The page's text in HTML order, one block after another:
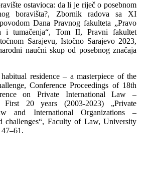
ostavioca: da li je riječ o posebnom
boravišta?, Zbornik radova sa XI
Dana Pravnog fakulteta „Pravo
i tumačenja“, Tom II, Pravni fakultet
Sarajevu, Istočno Sarajevo 2023,
naučni skup od posebnog značaja
residence – a masterpiece of the
Conference Proceedings of 18th
on Private International Law –
First 20 years (2003-2023) „Private
and International Organizations –
challenges“, Faculty of Law, University